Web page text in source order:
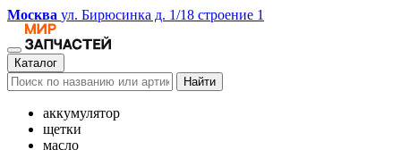
Москва ул. Бирюсинка д. 1/18 строение 1
Каталог
Найти
аккумулятор
щетки
масло